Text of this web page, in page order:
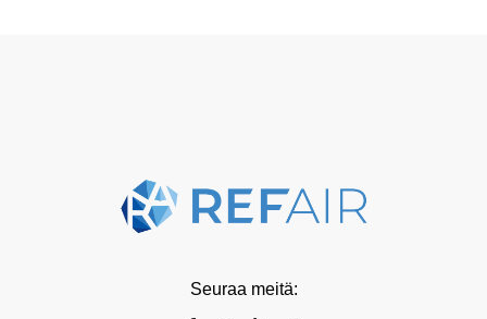
Seuraa meitä: